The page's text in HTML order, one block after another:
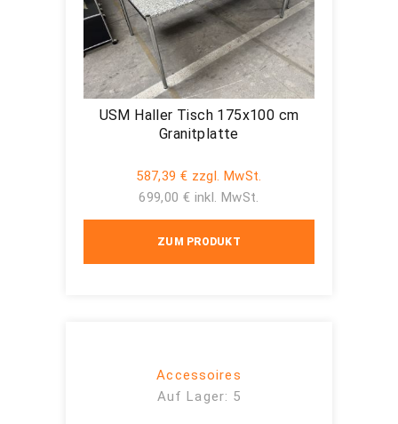
USM Haller Tisch 175x100 cm
Granitplatte
587,39 € zzgl. MwSt.
699,00 € inkl. MwSt.
ZUM PRODUKT
Accessoires
Auf Lager: 5